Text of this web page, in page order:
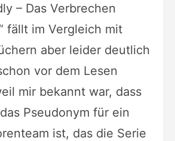
– Das Verbrechen
fällt im Vergleich mit
aber leider deutlich
vor dem Lesen
mir bekannt war, dass
Pseudonym für ein
ist, das die Serie